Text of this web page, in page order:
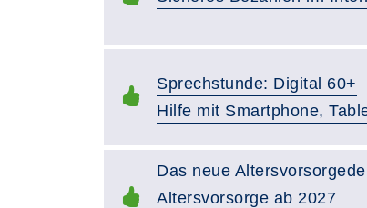
Sprechstunde: Digital 60+
Hilfe mit Smartphone,
Das neue
Altersvorsorge ab 2027